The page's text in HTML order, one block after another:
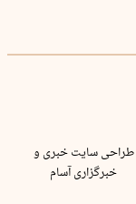
طراحی سایت خبری و
خبرگزاری آسام